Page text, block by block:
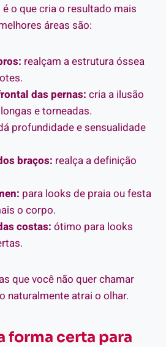
o que cria o resultado mais
áreas são:
realçam a estrutura óssea
das pernas: cria a ilusão
e torneadas.
profundidade e sensualidade
braços: realça a definição
para looks de praia ou festa
o corpo.
costas:ótimo para looks
que você não quer chamar
naturalmente atrai o olhar.
forma certa para